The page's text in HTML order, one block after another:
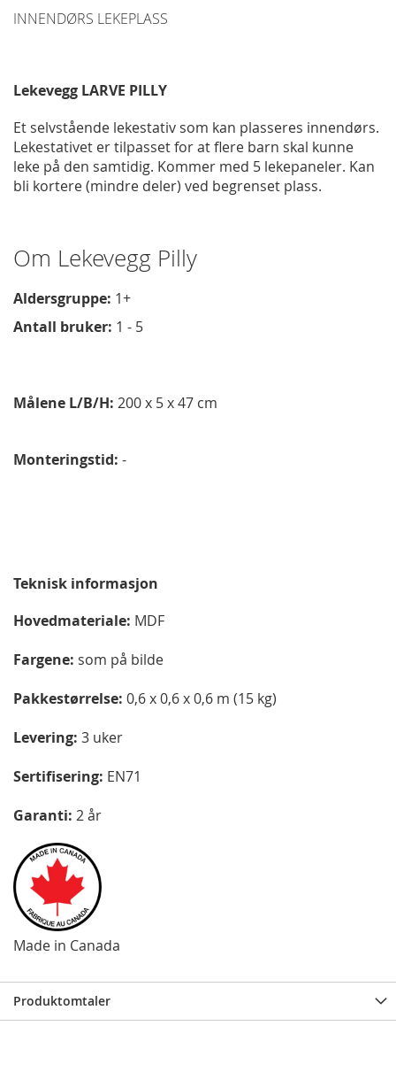
INNENDØRS LEKEPLASS
Lekevegg LARVE PILLY
Et selvstående lekestativ som kan plasseres innendørs.
Lekestativet er tilpasset for at flere barn skal kunne
leke på den samtidig. Kommer med 5 lekepaneler. Kan
bli kortere (mindre deler) ved begrenset plass.
Om Lekevegg Pilly
Aldersgruppe: 1+
Antall bruker: 1 - 5
Målene L/B/H: 200 x 5 x 47 cm
Monteringstid: -
Teknisk informasjon
Hovedmateriale: MDF
Fargene: som på bilde
Pakkestørrelse: 0,6 x 0,6 x 0,6 m (15 kg)
Levering: 3 uker
Sertifisering: EN71
Garanti: 2 år
Made in Canada
Produktomtaler